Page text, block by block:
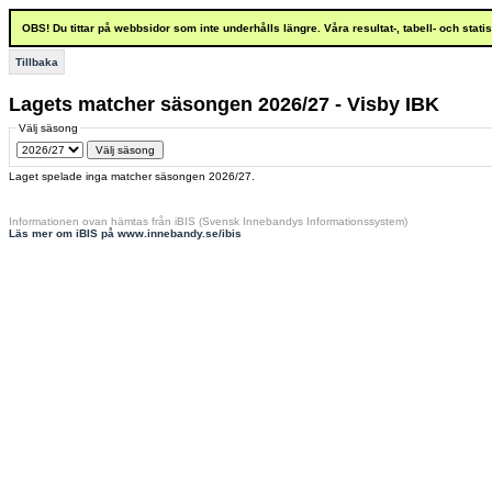
OBS! Du tittar på webbsidor som inte underhålls längre. Våra resultat-, tabell- och
Tillbaka
Lagets matcher säsongen 2026/27 - Visby IBK
Välj säsong
Laget spelade inga matcher säsongen 2026/27.
Informationen ovan hämtas från iBIS (Svensk Innebandys Informationssystem)
Läs mer om iBIS på www.innebandy.se/ibis